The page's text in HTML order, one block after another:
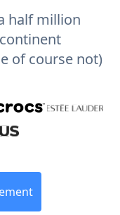
half million
of course not)